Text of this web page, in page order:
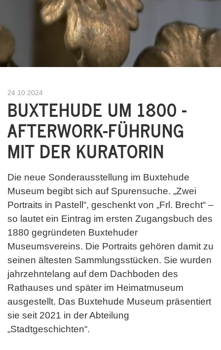
24.10.2024
BUXTEHUDE UM 1800 -
AFTERWORK-FÜHRUNG
MIT DER KURATORIN
Die neue Sonderausstellung im Buxtehude
Museum begibt sich auf Spurensuche. „Zwei
Portraits in Pastell“, geschenkt von „Frl. Brecht“ –
so lautet ein Eintrag im ersten Zugangsbuch des
1880 gegründeten Buxtehuder
Museumsvereins. Die Portraits gehören damit zu
seinen ältesten Sammlungsstücken. Sie wurden
jahrzehntelang auf dem Dachboden des
Rathauses und später im Heimatmuseum
ausgestellt. Das Buxtehude Museum präsentiert
sie seit 2021 in der Abteilung
„Stadtgeschichten“.